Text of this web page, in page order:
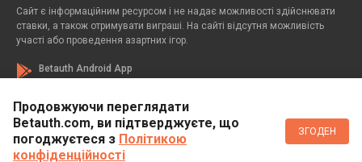
Продовжуючи переглядати
Betauth.com, ви підтверджуєте, що
погоджуєтеся з Політикою
конфіденційності
ЗГОДЕН
Сайт є інформаційним ресурсом і не надає можливості здійснювати
ставки, а також отримувати виграші. На сайті відсутня можливість
участі або проведення азартних ігор.
Betauth Android App
Если вы заметили у себя признаки зависимости от азартных игр, вы
всегда можете обратиться за помощью к специалисту: